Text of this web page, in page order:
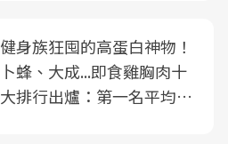
健身族狂囤的高蛋白神物！
卜蜂、大成...即食雞胸肉十
大排行出爐：第一名平均一